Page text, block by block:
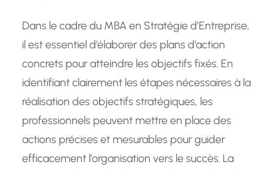
Dans le cadre du MBA en Stratégie d’Entreprise,
il est essentiel d’élaborer des plans d’action
concrets pour atteindre les objectifs fixés. En
identifiant clairement les étapes nécessaires à la
réalisation des objectifs stratégiques, les
professionnels peuvent mettre en place des
actions précises et mesurables pour guider
efficacement l’organisation vers le succès. La